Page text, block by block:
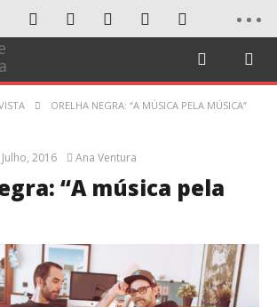
ORELHA NEGRA: “A MÚSICA PELA MÚSICA”
2016 Ana Ventura
“A música pela